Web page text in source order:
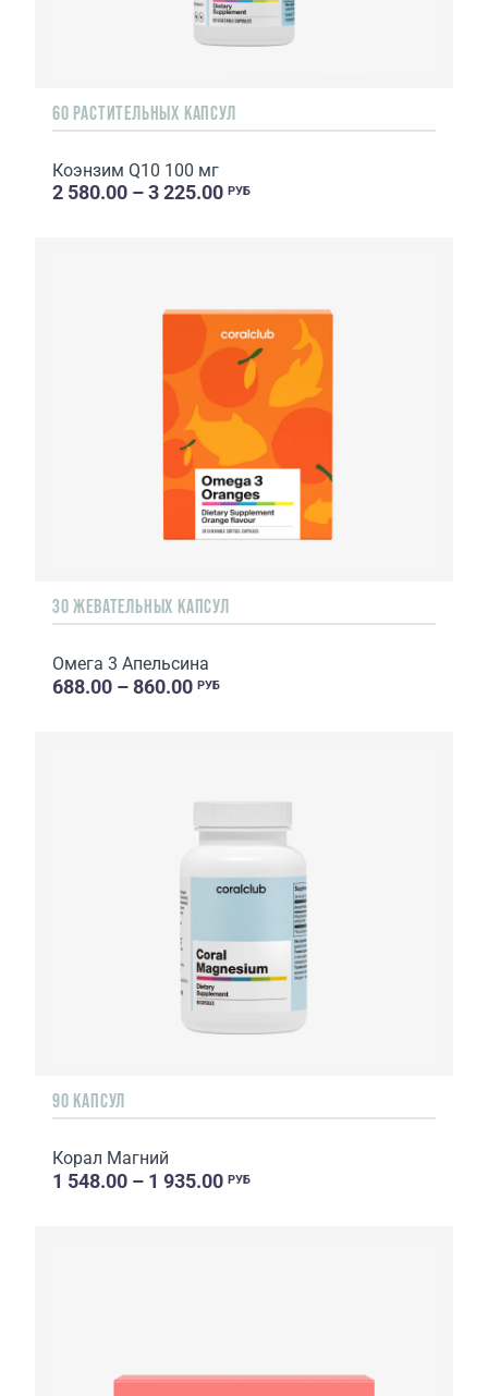
60 РАСТИТЕЛЬНЫХ КАПСУЛ
Коэнзим Q10 100 мг
2 580.00 – 3 225.00 РУБ
30 ЖЕВАТЕЛЬНЫХ КАПСУЛ
Омега 3 Апельсина
688.00 – 860.00 РУБ
90 КАПСУЛ
Корал Магний
1 548.00 – 1 935.00 РУБ